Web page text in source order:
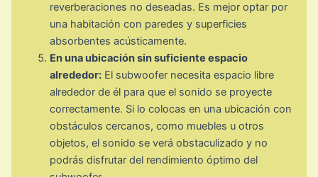
reverberaciones no deseadas. Es mejor optar por
una habitación con paredes y superficies
absorbentes acústicamente.
En una ubicación sin suficiente espacio
alrededor: El subwoofer necesita espacio libre
alrededor de él para que el sonido se proyecte
correctamente. Si lo colocas en una ubicación con
obstáculos cercanos, como muebles u otros
objetos, el sonido se verá obstaculizado y no
podrás disfrutar del rendimiento óptimo del